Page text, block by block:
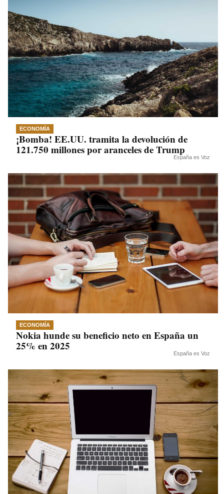
ECONOMÍA
¡Bomba! EE.UU. tramita la devolución de
121.750 millones por aranceles de Trump
España es Voz
ECONOMÍA
Nokia hunde su beneficio neto en España un
25% en 2025
España es Voz